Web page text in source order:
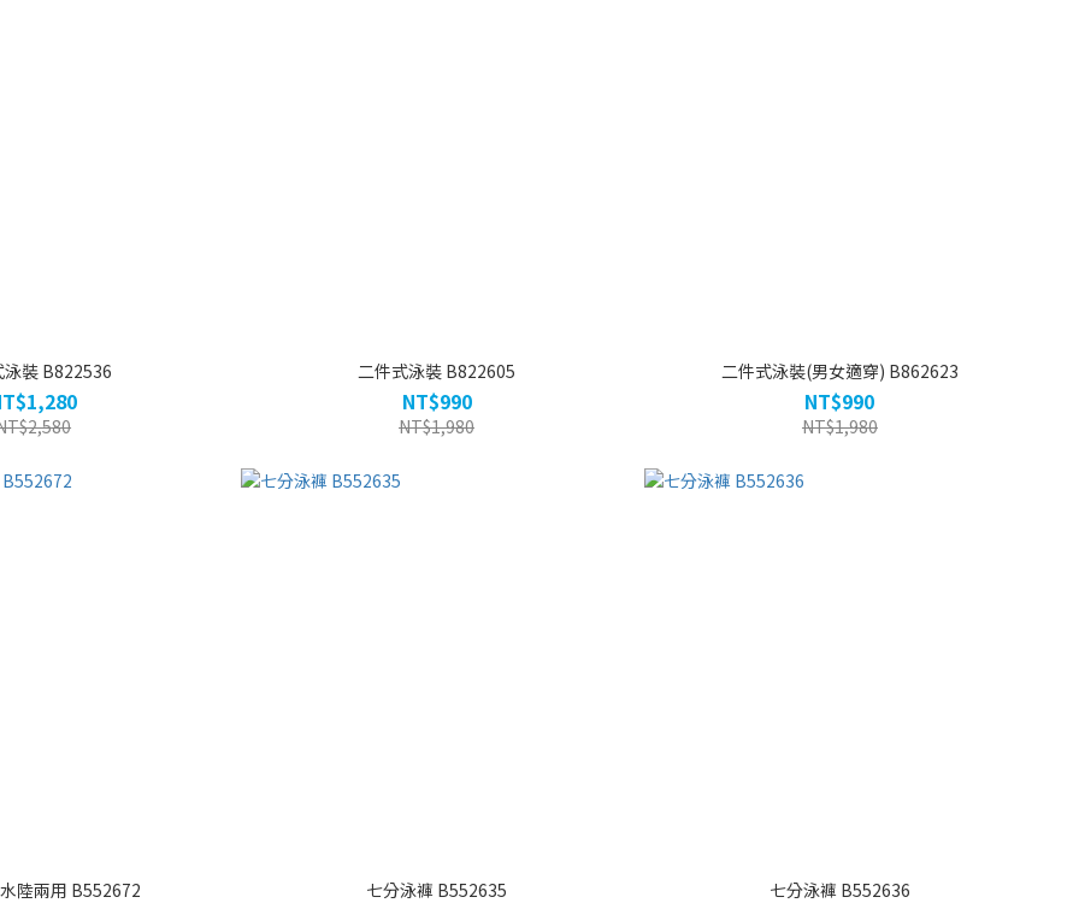
泳裝 B822536 二件式泳裝 B822605
NT$990
NT$1,980
二件式泳裝(男女適穿) B862623
NT$990
NT$1,980
陸兩用 B552672 七分泳褲 B552635 七分泳褲 B552636